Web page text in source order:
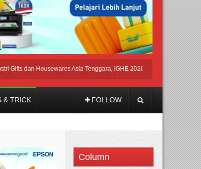
Housewares Asia Tenggara, IGHE 2026 Kembali Digelar di Jakarta
& TRICK FOLLOW
Column